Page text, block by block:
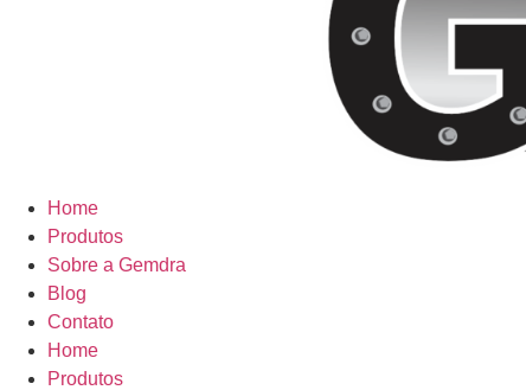
Home
Produtos
Sobre a Gemdra
Blog
Contato
Home
Produtos